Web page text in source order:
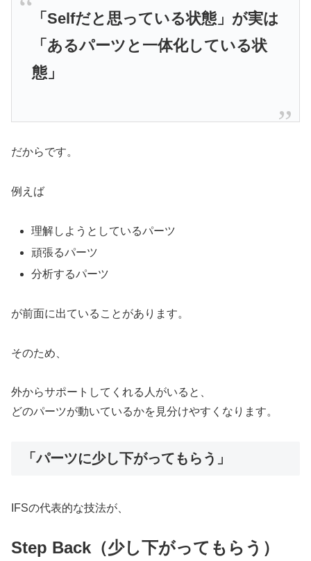
「Selfだと思っている状態」が実は
「あるパーツと一体化している状
態」
だからです。
例えば
理解しようとしているパーツ
頑張るパーツ
分析するパーツ
が前面に出ていることがあります。
そのため、
外からサポートしてくれる人がいると、
どのパーツが動いているかを見分けやすくなります。
「パーツに少し下がってもらう」
IFSの代表的な技法が、
Step Back（少し下がってもらう）